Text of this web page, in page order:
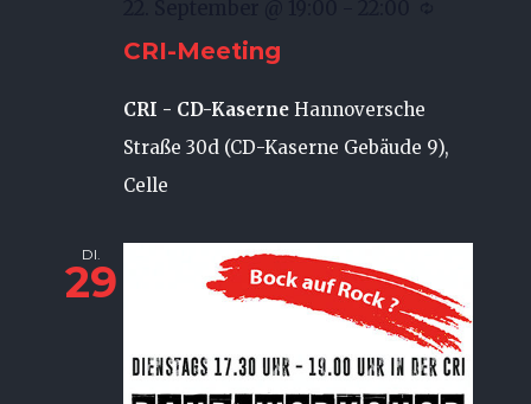
CRI-Meeting
CRI - CD-Kaserne Hannoversche
Straße 30d (CD-Kaserne Gebäude 9),
Celle
DI.
29